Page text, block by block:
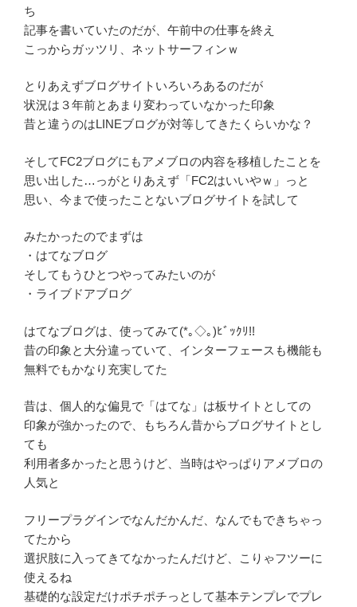
ち
記事を書いていたのだが、午前中の仕事を終え
こっからガッツリ、ネットサーフィンｗ
とりあえずブログサイトいろいろあるのだが
状況は３年前とあまり変わっていなかった印象
昔と違うのはLINEブログが対等してきたくらいかな？
そしてFC2ブログにもアメブロの内容を移植したことを
思い出した…っがとりあえず「FC2はいいやｗ」っと
思い、今まで使ったことないブログサイトを試して
みたかったのでまずは
・はてなブログ
そしてもうひとつやってみたいのが
・ライブドアブログ
はてなブログは、使ってみて(*｡◇｡)ﾋﾞｯｸﾘ!!
昔の印象と大分違っていて、インターフェースも機能も
無料でもかなり充実してた
昔は、個人的な偏見で「はてな」は板サイトとしての
印象が強かったので、もちろん昔からブログサイトとし
ても
利用者多かったと思うけど、当時はやっぱりアメブロの
人気と
フリープラグインでなんだかんだ、なんでもできちゃっ
てたから
選択肢に入ってきてなかったんだけど、こりゃフツーに
使えるね
基礎的な設定だけポチポチっとして基本テンプレでプレ